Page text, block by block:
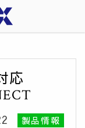
応
製品情報